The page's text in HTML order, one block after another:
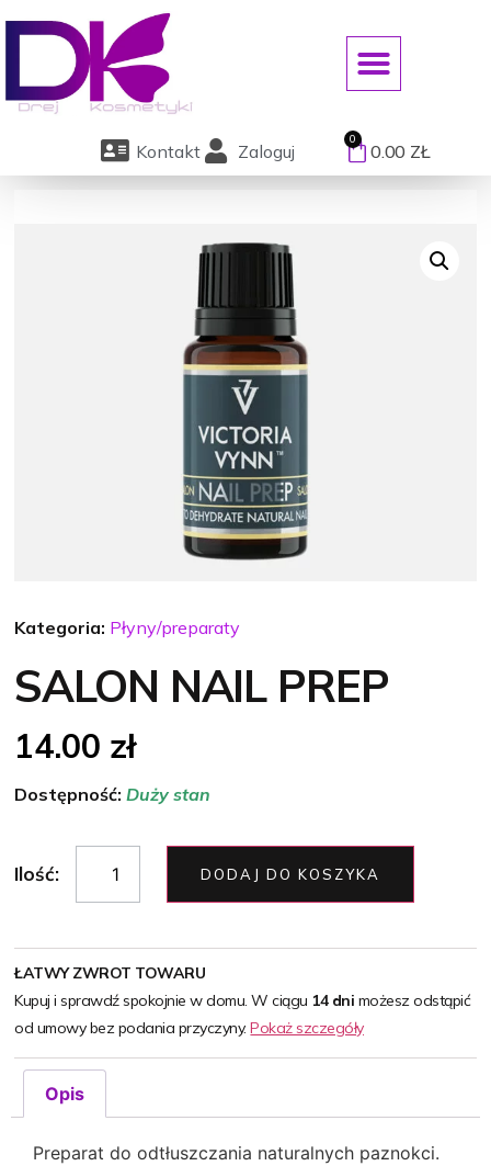
Kontakt Zaloguj 0.00 ZŁ
Kategoria: Płyny/preparaty
SALON NAIL PREP
14.00 zł
Dostępność:Duży stan
Ilość: DODAJ DO KOSZYKA
ŁATWY ZWROT TOWARU
Kupuj i sprawdź spokojnie w domu. W ciągu 14 dni możesz odstąpić
od umowy bez podania przyczyny.Pokaż szczegóły
Opis
Preparat do odtłuszczania naturalnych paznokci.